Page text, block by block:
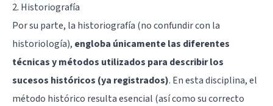
2. Historiografía
Por su parte, la historiografía (no confundir con la
historiología), engloba únicamente las diferentes
técnicas y métodos utilizados para describir los
sucesos históricos (ya registrados). En esta disciplina, el
método histórico resulta esencial (así como su correcto